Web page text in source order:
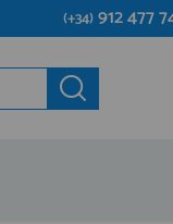
DE
(+34)912 477